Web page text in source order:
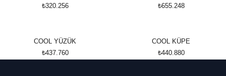
₺320.256
₺655.248
COOL YÜZÜK
₺437.760
COOL KÜPE
₺440.880